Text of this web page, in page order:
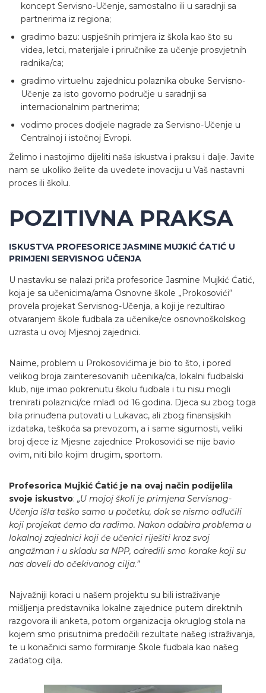
koncept Servisno-Učenje, samostalno ili u saradnji sa
partnerima iz regiona;
gradimo bazu: uspješnih primjera iz škola kao što su
videa, letci, materijale i priručnike za učenje prosvjetnih
radnika/ca;
gradimo virtuelnu zajednicu polaznika obuke Servisno-
Učenje za isto govorno područje u saradnji sa
internacionalnim partnerima;
vodimo proces dodjele nagrade za Servisno-Učenje u
Centralnoj i istočnoj Evropi.
Želimo i nastojimo dijeliti naša iskustva i praksu i dalje. Javite
nam se ukoliko želite da uvedete inovaciju u Vaš nastavni
proces ili školu.
POZITIVNA PRAKSA
ISKUSTVA PROFESORICE JASMINE MUJKIĆ ĆATIĆ U
PRIMJENI SERVISNOG UČENJA
U nastavku se nalazi priča profesorice Jasmine Mujkić Ćatić,
koja je sa učenicima/ama Osnovne škole „Prokosovići“
provela projekat Servisnog-Učenja, a koji je rezultirao
otvaranjem škole fudbala za učenike/ce osnovnoškolskog
uzrasta u ovoj Mjesnoj zajednici.
Naime, problem u Prokosovićima je bio to što, i pored
velikog broja zainteresovanih učenika/ca, lokalni fudbalski
klub, nije imao pokrenutu školu fudbala i tu nisu mogli
trenirati polaznici/ce mlađi od 16 godina. Djeca su zbog toga
bila prinuđena putovati u Lukavac, ali zbog finansijskih
izdataka, teškoća sa prevozom, a i same sigurnosti, veliki
broj djece iz Mjesne zajednice Prokosovići se nije bavio
ovim, niti bilo kojim drugim, sportom.
Profesorica Mujkić Ćatić je na ovaj način podijelila
svoje iskustvo: „U mojoj školi je primjena Servisnog-
Učenja išla teško samo u početku, dok se nismo odlučili
koji projekat ćemo da radimo. Nakon odabira problema u
lokalnoj zajednici koji će učenici riješiti kroz svoj
angažman i u skladu sa NPP, odredili smo korake koji su
nas doveli do očekivanog cilja.”
Najvažniji koraci u našem projektu su bili istraživanje
mišljenja predstavnika lokalne zajednice putem direktnih
razgovora ili anketa, potom organizacija okruglog stola na
kojem smo prisutnima predočili rezultate našeg istraživanja,
te u konačnici samo formiranje Škole fudbala kao našeg
zadatog cilja.